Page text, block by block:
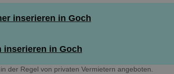
inserieren in Goch
inserieren in Goch
der Regel von privaten Vermietern angeboten.